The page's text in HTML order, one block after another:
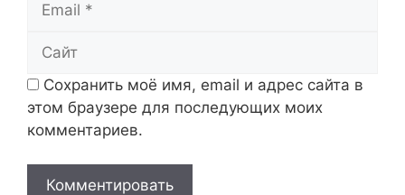
Сохранить моё имя, email и адрес сайта в
этом браузере для последующих моих
комментариев.